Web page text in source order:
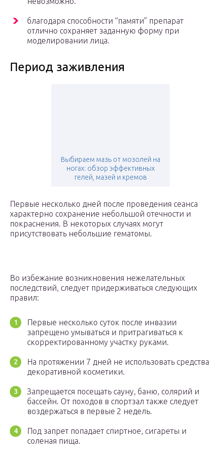
благодаря способности “памяти” препарат
отлично сохраняет заданную форму при
моделировании лица.
Период заживления
Выбираем мазь от мозолей на
ногах: обзор эффективных
гелей, мазей и кремов
Первые несколько дней после проведения сеанса
характерно сохранение небольшой отечности и
покраснения. В некоторых случаях могут
присутствовать небольшие гематомы.
Во избежание возникновения нежелательных
последствий, следует придерживаться следующих
правил:
Первые несколько суток после инвазии
запрещено умываться и притрагиваться к
скорректированному участку руками.
На протяжении 7 дней не использовать средства
декоративной косметики.
Запрещается посещать сауну, баню, солярий и
бассейн. От походов в спортзал также следует
воздержаться в первые 2 недель.
Под запрет попадает спиртное, сигареты и
соленая пища.